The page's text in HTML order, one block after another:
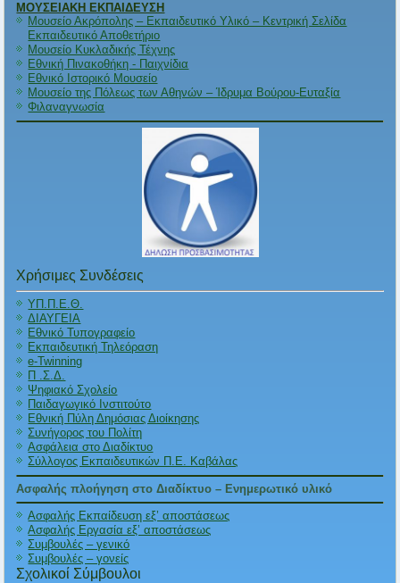
ΜΟΥΣΕΙΑΚΗ ΕΚΠΑΙΔΕΥΣΗ
Μουσείο Ακρόπολης – Εκπαιδευτικό Υλικό – Κεντρική Σελίδα
Εκπαιδευτικό Αποθετήριο
Μουσείο Κυκλαδικής Τέχνης
Εθνική Πινακοθήκη - Παιχνίδια
Εθνικό Ιστορικό Μουσείο
Μουσείο της Πόλεως των Αθηνών – Ίδρυμα Βούρου-Ευταξία
Φιλαναγνωσία
Χρήσιμες Συνδέσεις
ΥΠ.Π.Ε.Θ.
ΔΙΑΥΓΕΙΑ
Εθνικό Τυπογραφείο
Εκπαιδευτική Τηλεόραση
e-Twinning
Π .Σ.Δ.
Ψηφιακό Σχολείο
Παιδαγωγικό Ινστιτούτο
Εθνική Πύλη Δημόσιας Διοίκησης
Συνήγορος του Πολίτη
Ασφάλεια στο Διαδίκτυο
Σύλλογος Εκπαιδευτικών Π.Ε. Καβάλας
Ασφαλής πλοήγηση στο Διαδίκτυο – Ενημερωτικό υλικό
Ασφαλής Εκπαίδευση εξ’ αποστάσεως
Ασφαλής Εργασία εξ’ αποστάσεως
Συμβουλές – γενικό
Συμβουλές – γονείς
Σχολικοί Σύμβουλοι